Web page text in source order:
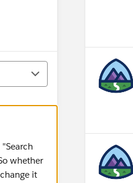
whether
it